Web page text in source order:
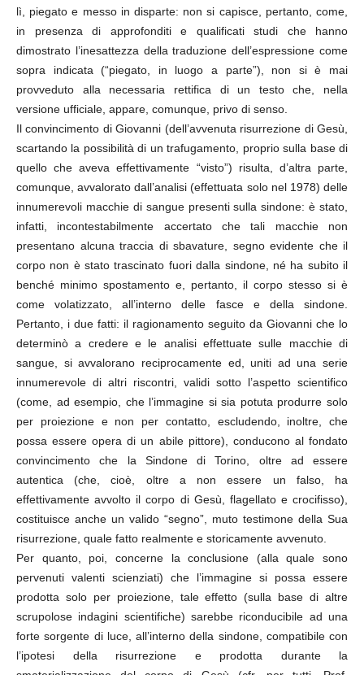
lì, piegato e messo in disparte: non si capisce, pertanto, come,
in presenza di approfonditi e qualificati studi che hanno
dimostrato l’inesattezza della traduzione dell’espressione come
sopra indicata (“piegato, in luogo a parte”), non si è mai
provveduto alla necessaria rettifica di un testo che, nella
versione ufficiale, appare, comunque, privo di senso.
Il convincimento di Giovanni (dell’avvenuta risurrezione di Gesù,
scartando la possibilità di un trafugamento, proprio sulla base di
quello che aveva effettivamente “visto”) risulta, d’altra parte,
comunque, avvalorato dall’analisi (effettuata solo nel 1978) delle
innumerevoli macchie di sangue presenti sulla sindone: è stato,
infatti, incontestabilmente accertato che tali macchie non
presentano alcuna traccia di sbavature, segno evidente che il
corpo non è stato trascinato fuori dalla sindone, né ha subito il
benché minimo spostamento e, pertanto, il corpo stesso si è
come volatizzato, all’interno delle fasce e della sindone.
Pertanto, i due fatti: il ragionamento seguito da Giovanni che lo
determinò a credere e le analisi effettuate sulle macchie di
sangue, si avvalorano reciprocamente ed, uniti ad una serie
innumerevole di altri riscontri, validi sotto l’aspetto scientifico
(come, ad esempio, che l’immagine si sia potuta produrre solo
per proiezione e non per contatto, escludendo, inoltre, che
possa essere opera di un abile pittore), conducono al fondato
convincimento che la Sindone di Torino, oltre ad essere
autentica (che, cioè, oltre a non essere un falso, ha
effettivamente avvolto il corpo di Gesù, flagellato e crocifisso),
costituisce anche un valido “segno”, muto testimone della Sua
risurrezione, quale fatto realmente e storicamente avvenuto.
Per quanto, poi, concerne la conclusione (alla quale sono
pervenuti valenti scienziati) che l’immagine si possa essere
prodotta solo per proiezione, tale effetto (sulla base di altre
scrupolose indagini scientifiche) sarebbe riconducibile ad una
forte sorgente di luce, all’interno della sindone, compatibile con
l’ipotesi della risurrezione e prodotta durante la